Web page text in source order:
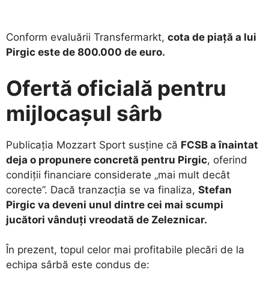
​Conform evaluării Transfermarkt, cota de piață a lui
Pirgic este de 800.000 de euro.
Ofertă oficială pentru
mijlocașul sârb
​Publicația Mozzart Sport susține că FCSB a înaintat
deja o propunere concretă pentru Pirgic, oferind
condiții financiare considerate „mai mult decât
corecte”. Dacă tranzacția se va finaliza, Stefan
Pirgic va deveni unul dintre cei mai scumpi
jucători vânduți vreodată de Zeleznicar.
​În prezent, topul celor mai profitabile plecări de la
echipa sârbă este condus de: